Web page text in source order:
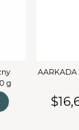
g
AARKADA